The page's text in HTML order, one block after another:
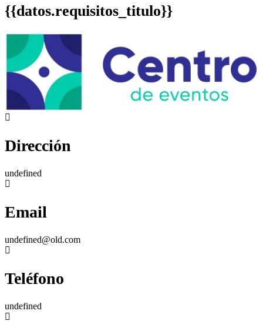
{{datos.requisitos_titulo}}
Dirección
undefined
Email
undefined@old.com
Teléfono
undefined